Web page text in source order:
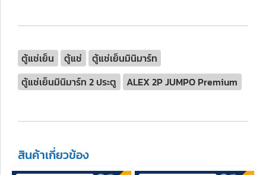
ตู้แช่เย็น ตู้แช่
ตู้แช่เย็นมินิมาร์ท
ตู้แช่เย็นมินิมาร์ท 2 ประตู
ALEX 2P JUMPO Premium
สินค้าเกี่ยวข้อง